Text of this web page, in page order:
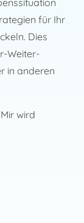
für Ihr
Dies
Weiter-
in anderen
wird